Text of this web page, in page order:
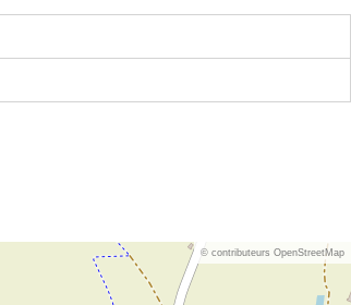
© contributeurs OpenStreetMap